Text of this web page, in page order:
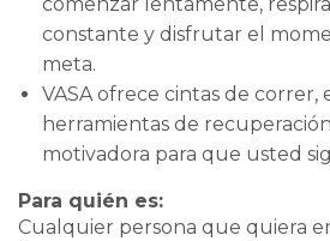
constante y disfrutar el
meta.
VASA ofrece cintas de correr,
herramientas de
motivadora para que usted
Para quién es:
Cualquier persona que quiera